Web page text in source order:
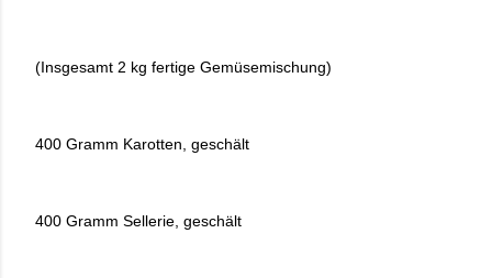
(Insgesamt 2 kg fertige Gemüsemischung)
400 Gramm Karotten, geschält
400 Gramm Sellerie, geschält